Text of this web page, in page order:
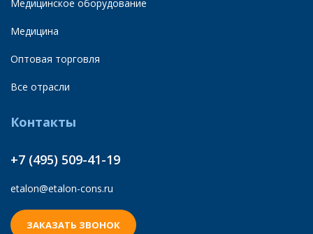
Медицинское оборудование
Медицина
Оптовая торговля
Все отрасли
Контакты
+7 (495) 509-41-19
etalon@etalon-cons.ru
ЗАКАЗАТЬ ЗВОНОК